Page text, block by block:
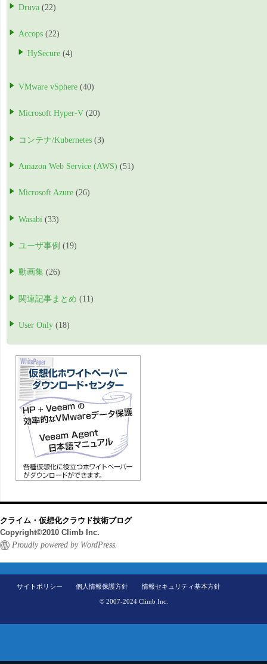
Druva (22)
Accops (22)
HySecure (4)
VMware vSphere (40)
Microsoft Hyper-V (20)
コンテナ/Kubernetes (3)
Amazon Web Service (AWS) (51)
Microsoft Azure (26)
Wasabi (33)
ユーザ事例 (19)
動画集 (26)
関連記事まとめ (11)
User Only (18)
クライム・仮想化クラウド技術ブログ
Copyright©2010 Climb Inc.
Proudly powered by WordPress.
サイトポリシー 個人情報保護方針 情報セキュリティ基本方針
© 2007-2024 Climb Inc.